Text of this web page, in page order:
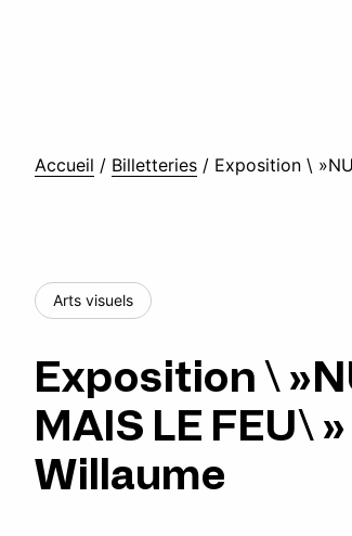
Accueil / Billetteries / Exposition \
Arts visuels
Exposition \
MAIS LE FEU\
Willaume